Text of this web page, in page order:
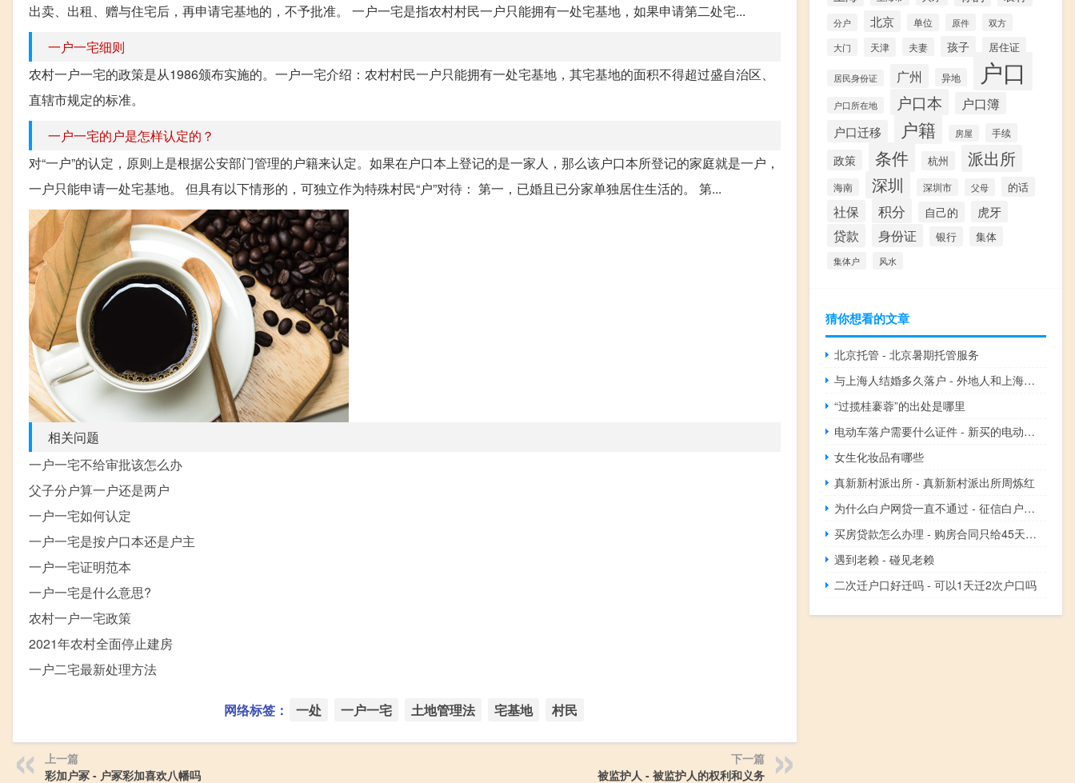
出卖、出租、赠与住宅后，再申请宅基地的，不予批准。 一户一宅是指农村村民一户只能拥有一处宅基地，如果申请第二处宅...
一户一宅细则
农村一户一宅的政策是从1986颁布实施的。一户一宅介绍：农村村民一户只能拥有一处宅基地，其宅基地的面积不得超过盛自治区、
直辖市规定的标准。
一户一宅的户是怎样认定的？
对“一户”的认定，原则上是根据公安部门管理的户籍来认定。如果在户口本上登记的是一家人，那么该户口本所登记的家庭就是一户，
一户只能申请一处宅基地。 但具有以下情形的，可独立作为特殊村民“户”对待： 第一，已婚且已分家单独居住生活的。 第...
相关问题
一户一宅不给审批该怎么办
父子分户算一户还是两户
一户一宅如何认定
一户一宅是按户口本还是户主
一户一宅证明范本
一户一宅是什么意思?
农村一户一宅政策
2021年农村全面停止建房
一户二宅最新处理方法
网络标签： 一处 一户一宅 土地管理法 宅基地 村民
上一篇
彩加户冢 - 户冢彩加喜欢八幡吗
下一篇
被监护人 - 被监护人的权利和义务
分户 北京 单位 原件
双方
大门
天津 夫妻 孩子 居住证
居民身份证 广州 异地 户口
户口所在地 户口本
户口簿
户口迁移
户籍 房屋 手续
政策 条件 杭州 派出所
海南 深圳 深圳市 父母 的话
社保 积分 自己的 虎牙
贷款 身份证 银行 集体
集体户 风水
猜你想看的文章
北京托管 - 北京暑期托管服务
与上海人结婚多久落户 - 外地人和上海人结婚落户政策
“过揽桂褰蓉”的出处是哪里
电动车落户需要什么证件 - 新买的电动车怎么落户
女生化妆品有哪些
真新新村派出所 - 真新新村派出所周炼红
为什么白户网贷一直不通过 - 征信白户网贷一个都下不来
买房贷款怎么办理 - 购房合同只给45天贷款时间
遇到老赖 - 碰见老赖
二次迁户口好迁吗 - 可以1天迁2次户口吗